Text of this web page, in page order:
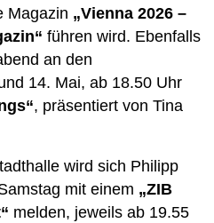
Magazin „Vienna 2026 –
führen wird. Ebenfalls
an den
14. Mai, ab 18.50 Uhr
, präsentiert von Tina
wird sich Philipp
mit einem „ZIB
melden, jeweils ab 19.55